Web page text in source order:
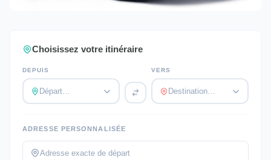
Choisissez votre itinéraire
DEPUIS
Départ…
VERS
Destination…
ADRESSE PERSONNALISÉE